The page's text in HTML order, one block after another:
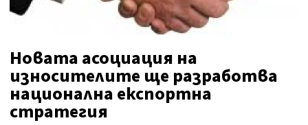
Новата асоциация на
износителите ще разработва
национална експортна
стратегия